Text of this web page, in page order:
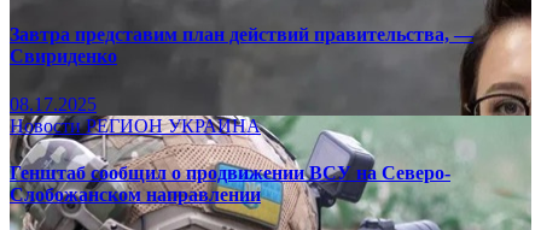
Завтра представим план действий правительства, —
Свириденко
08.17.2025
НовостиРЕГИОНУКРАИНА
Генштаб сообщил о продвижении ВСУ на Северо-
Слобожанском направлении